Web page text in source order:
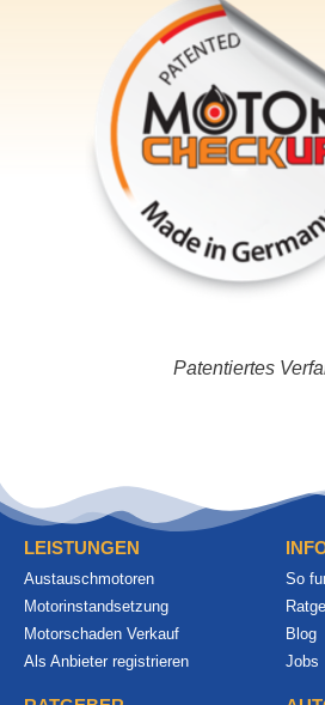
Patentiertes
LEISTUNGEN
Austauschmotoren
Motorinstandsetzung
Motorschaden Verkauf
Als Anbieter registrieren
So
Blog
Jobs